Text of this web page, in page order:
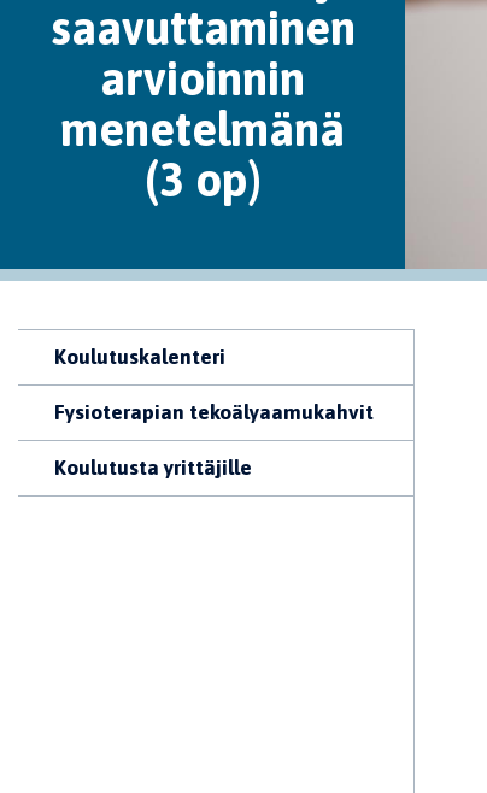
saavuttaminen
arvioinnin
menetelmänä
(3 op)
Koulutuskalenteri
Fysioterapian tekoälyaamukahvit
Koulutusta yrittäjille